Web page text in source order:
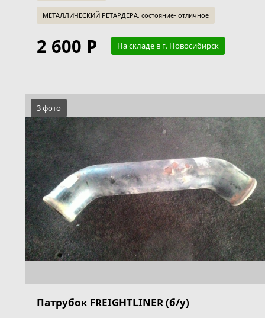
МЕТАЛЛИЧЕСКИЙ РЕТАРДЕРА, состояние- отличное
2 600 Р На складе в г. Новосибирск
3 фото
Патрубок FREIGHTLINER (б/у)